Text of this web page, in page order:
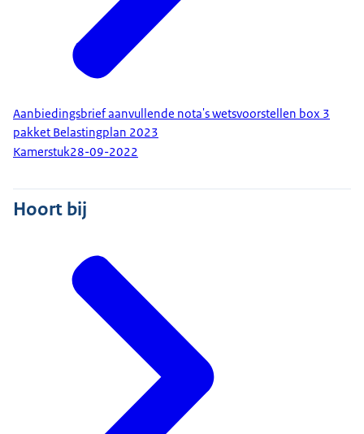
Aanbiedingsbrief aanvullende nota's wetsvoorstellen box 3
pakket Belastingplan 2023
Kamerstuk28-09-2022
Hoort bij